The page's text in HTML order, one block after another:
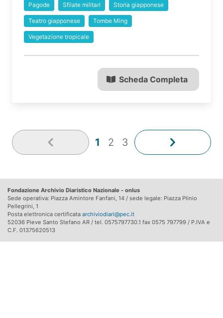
Pagode Sfilate militari Storia giapponese
Teatro giapponese Tombe Ming
Vegetazione tropicale
Scheda Completa
1 2 3
Fondazione Archivio Diaristico Nazionale - onlus
Sede operativa: Piazza Amintore Fanfani, 14 / sede legale: Piazza Plinio
Pellegrini, 1
Posta elettronica certificata archiviodiari@pec.it
52036 Pieve Santo Stefano AR / tel. 0575797730.1 fax 0575 797799 / P.IVA e
C.F. 01375620513